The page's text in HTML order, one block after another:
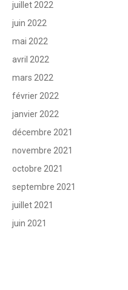
juillet 2022
juin 2022
mai 2022
avril 2022
mars 2022
février 2022
janvier 2022
décembre 2021
novembre 2021
octobre 2021
septembre 2021
juillet 2021
juin 2021